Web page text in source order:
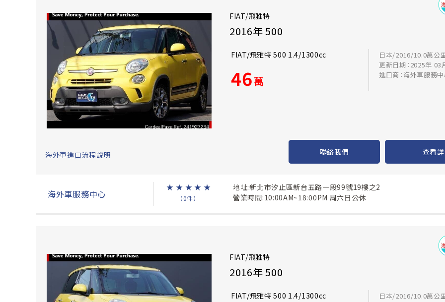
FIAT/飛雅特
2016年 500
FIAT/飛雅特 500 1.4/1300cc
46萬
日本/2016/10.0萬公
更新日期：2025年 03
進口商：海外車服務
海外車進口流程說明 聯絡我們 查看
海外車服務中心
★ ★ ★ ★ ★
（0件）
地址:新北市汐止區新台五路一段99號19樓之2
營業時間:10:00AM~18:00PM 周六日公休
FIAT/飛雅特
2016年 500
FIAT/飛雅特 500 1.4/1300cc
日本/2016/10.0萬公